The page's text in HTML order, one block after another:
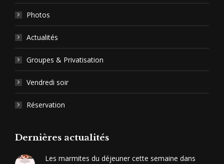
Photos
Actualités
Groupes & Privatisation
Vendredi soir
Réservation
Dernières actualités
Les marmites du déjeuner cette semaine dans